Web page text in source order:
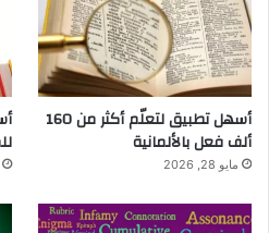
أسهل تطبيق لتعلّم أكثر من 160
ألف فعل بالألمانية
مايو 28, 2026